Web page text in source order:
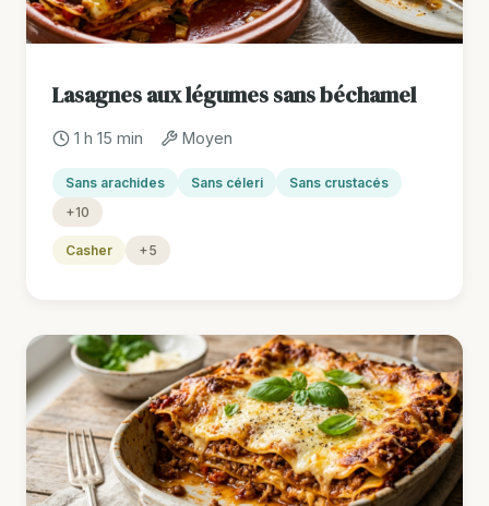
Lasagnes aux légumes sans béchamel
1 h 15 min Moyen
Sans arachides Sans céleri
Sans crustacés
+10
Casher +5